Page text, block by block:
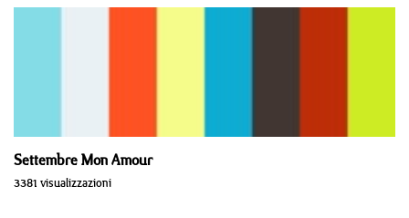
Settembre Mon Amour
3381 visualizzazioni